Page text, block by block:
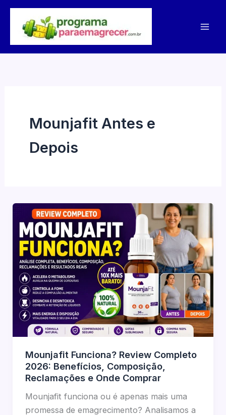
conteúdo
Mounjafit Antes e
Depois
Mounjafit Funciona? Review Completo
2026: Benefícios, Composição,
Reclamações e Onde Comprar
Mounjafit funciona ou é apenas mais uma
promessa de emagrecimento? Analisamos a